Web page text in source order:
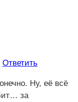
Ответить
Ну, её всё
за